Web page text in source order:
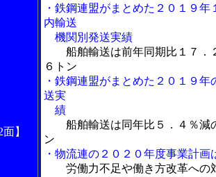
】
・鉄鋼連盟がまとめた２０１９
内輸送
機関別発送実績
船舶輸送は前年同期比１７．
６トン
・鉄鋼連盟がまとめた２０１９
送実
績
船舶輸送は同年比５．４％減
ン
・物流連の２０２０年度事業計
労働力不足や働き方改革への